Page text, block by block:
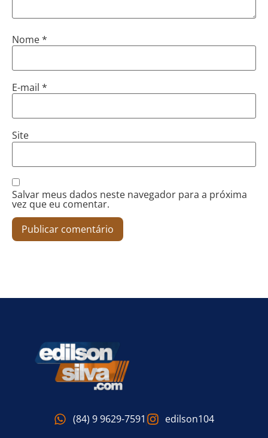
Nome*
E-mail *
Site
Salvar meus dados neste navegador para a próxima
vez que eu comentar.
(84) 9 9629-7591 edilson104